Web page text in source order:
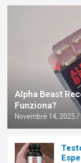
Alpha Beast
Funziona?
Novembre 14, 2025